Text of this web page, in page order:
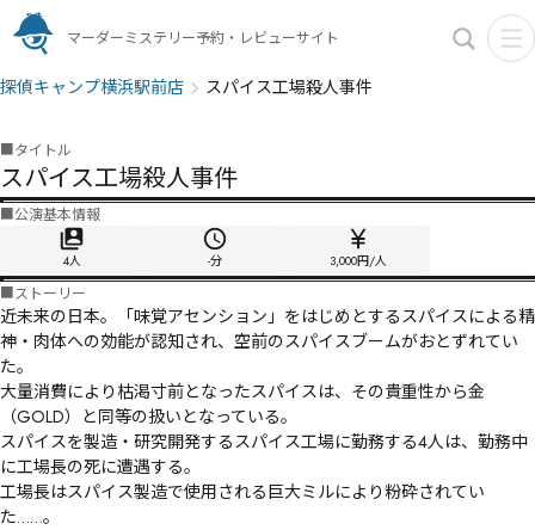
マーダーミステリー予約・レビューサイト
探偵キャンプ横浜駅前店 スパイス工場殺人事件
■タイトル
スパイス工場殺人事件
■公演基本情報
4人 -分 3,000円/人
■ストーリー
近未来の日本。「味覚アセンション」をはじめとするスパイスによる精
神・肉体への効能が認知され、空前のスパイスブームがおとずれてい
た。
大量消費により枯渇寸前となったスパイスは、その貴重性から金
（GOLD）と同等の扱いとなっている。
スパイスを製造・研究開発するスパイス工場に勤務する4人は、勤務中
に工場長の死に遭遇する。
工場長はスパイス製造で使用される巨大ミルにより粉砕されてい
た……。